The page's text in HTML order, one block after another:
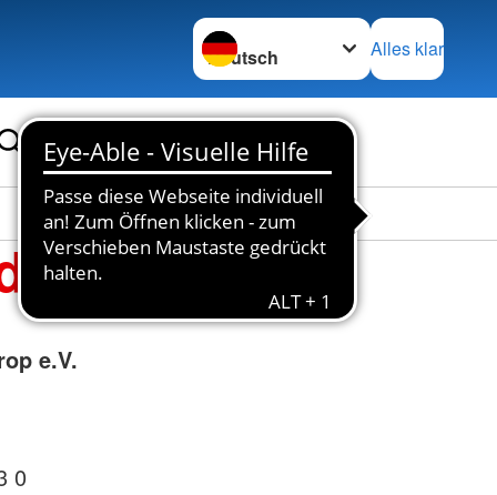
Sprache wechseln zu
Alles klar
e.V.
0